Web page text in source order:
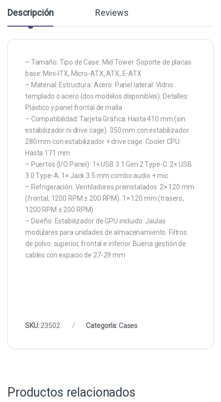
Descripción Reviews
– Tamaño: Tipo de Case: Mid Tower. Soporte de placas
base: Mini-ITX, Micro-ATX, ATX, E-ATX
– Material: Estructura: Acero. Panel lateral: Vidrio
templado o acero (dos modelos disponibles). Detalles:
Plástico y panel frontal de malla
– Compatibilidad: Tarjeta Gráfica: Hasta 410 mm (sin
estabilizador ni drive cage). 350 mm con estabilizador.
280 mm con estabilizador + drive cage. Cooler CPU:
Hasta 171 mm
– Puertos (I/O Panel): 1× USB 3.1 Gen 2 Type-C. 2× USB
3.0 Type-A. 1× Jack 3.5 mm combo audio + mic
– Refrigeración: Ventiladores preinstalados: 2× 120 mm
(frontal, 1200 RPM ± 200 RPM). 1× 120 mm (trasero,
1200 RPM ± 200 RPM)
– Diseño: Estabilizador de GPU incluido. Jaulas
modulares para unidades de almacenamiento. Filtros
de polvo: superior, frontal e inferior. Buena gestión de
cables con espacio de 27-29 mm
SKU:23502 Categoría:Cases
Productos relacionados